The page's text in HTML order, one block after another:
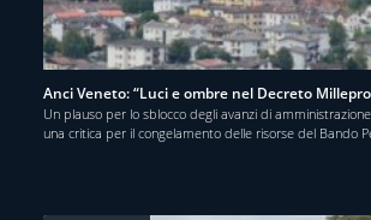
Anci Veneto: “Luci e ombre nel Decreto
Un plauso per lo sblocco degli avanzi di
una critica per il congelamento delle risorse del Bando